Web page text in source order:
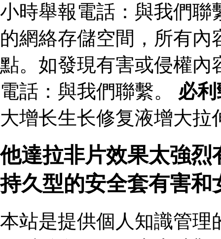
小時舉報電話：與我們聯
的網絡存儲空間，所有
點。如發現有害或侵權內
電話：與我們聯繫。 必
大增长生长修复液增大拉
他達拉非片效果太強
持久型的安全套有害
本站是提供個人知識管理